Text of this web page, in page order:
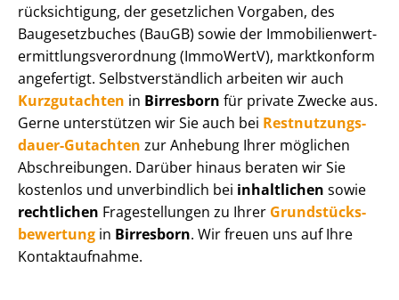
rück­sich­ti­gung, der gesetzlichen Vorgaben, des
Baugesetzbuches (BauGB) sowie der Im­mo­bi­li­en­wert­
ermitt­lungs­ver­ord­nung (ImmoWertV), marktkonform
angefertigt. Selbst­ver­ständ­lich arbeiten wir auch
Kurzgutachten in Birresborn für private Zwecke aus.
Gerne unterstützen wir Sie auch bei Rest­nut­zungs­
dau­er-Gutachten zur Anhebung Ihrer möglichen
Abschreibungen. Darüber hinaus beraten wir Sie
kostenlos und unverbindlich bei inhaltlichen sowie
rechtlichen Fragestellungen zu Ihrer Grund­stücks­
be­wer­tung in Birresborn. Wir freuen uns auf Ihre
Kontaktaufnahme.